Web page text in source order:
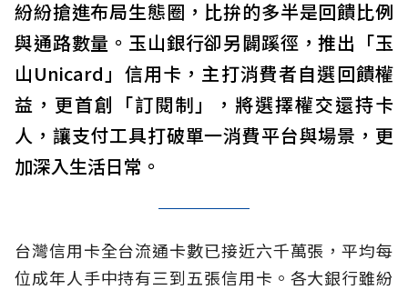
紛紛搶進布局生態圈，比拚的多半是回饋比例
與通路數量。玉山銀行卻另闢蹊徑，推出「玉
山Unicard」信用卡，主打消費者自選回饋權
益，更首創「訂閱制」，將選擇權交還持卡
人，讓支付工具打破單一消費平台與場景，更
加深入生活日常。
台灣信用卡全台流通卡數已接近六千萬張，平均每
位成年人手中持有三到五張信用卡。各大銀行雖紛